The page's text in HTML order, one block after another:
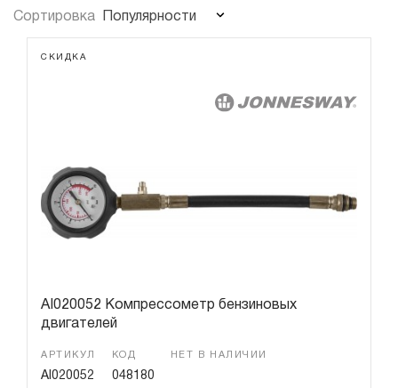
О нас
Новости
Доставка и оплата
Партнерам
Инструмент для работы с ГБЦ
Инструмент для работы с цилиндро-поршневой группой
Сортировка Популярности
СКИДКА
AI020052 Компрессометр бензиновых
двигателей
АРТИКУЛ
AI020052
КОД
048180
НЕТ В НАЛИЧИИ